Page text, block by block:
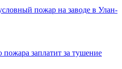
пожар на заводе в Улан-
заплатит за тушение